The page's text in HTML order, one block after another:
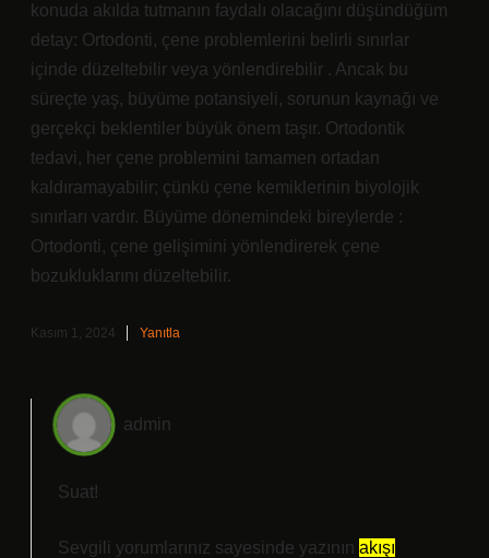
konuda akılda tutmanın faydalı olacağını düşündüğüm
detay: Ortodonti, çene problemlerini belirli sınırlar
içinde düzeltebilir veya yönlendirebilir . Ancak bu
süreçte yaş, büyüme potansiyeli, sorunun kaynağı ve
gerçekçi beklentiler büyük önem taşır. Ortodontik
tedavi, her çene problemini tamamen ortadan
kaldıramayabilir; çünkü çene kemiklerinin biyolojik
sınırları vardır. Büyüme dönemindeki bireylerde :
Ortodonti, çene gelişimini yönlendirerek çene
bozukluklarını düzeltebilir.
Kasım 1, 2024 Yanıtla
admin
Suat!
Sevgili yorumlarınız sayesinde yazının akışı